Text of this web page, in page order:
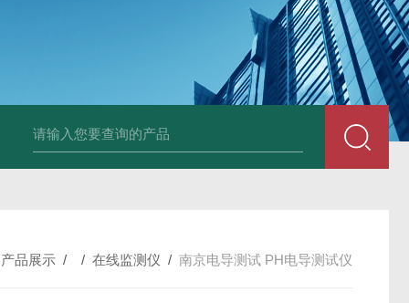
全自动在线SDI仪 爱科污染指数测定仪 爱科手动污染指数测定仪
产品展示 / / 在线监测仪 / 南京电导测试 PH电导测试仪